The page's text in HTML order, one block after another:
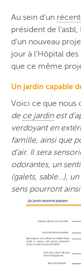
Au sein d’un récent
président de
d’un nouveau
jour à l’Hôpital
que ce même
Un jardin capable
Voici ce que nous
de ce jardinest
verdoyant en
famille, ainsi que
d’air. Il sera
odorantes, un
(galets, sable…),
sens pourront